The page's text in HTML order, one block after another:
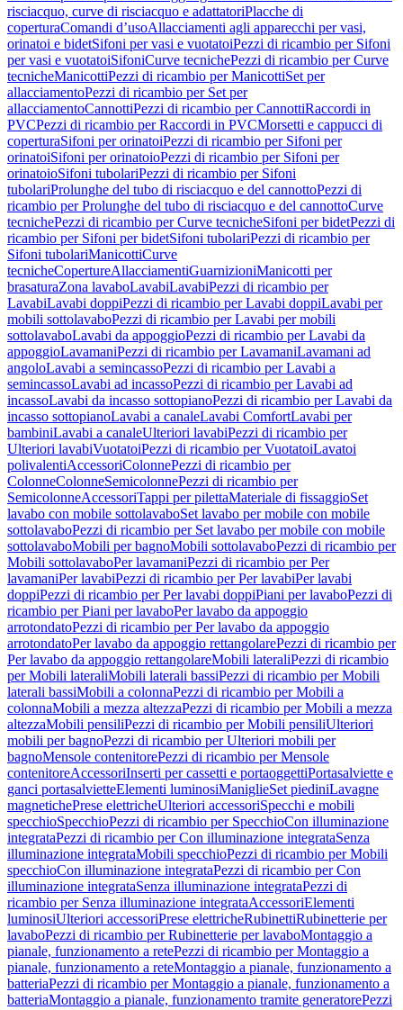
risciacquo, curve di risciacquo e adattatoriPlacche di
coperturaComandi d’usoAllacciamenti agli apparecchi per vasi,
orinatoi e bidetSifoni per vasi e vuotatoiPezzi di ricambio per Sifoni
per vasi e vuotatoiSifoniCurve tecnichePezzi di ricambio per Curve
tecnicheManicottiPezzi di ricambio per ManicottiSet per
allacciamentoPezzi di ricambio per Set per
allacciamentoCannottiPezzi di ricambio per CannottiRaccordi in
PVCPezzi di ricambio per Raccordi in PVCMorsetti e cappucci di
coperturaSifoni per orinatoiPezzi di ricambio per Sifoni per
orinatoiSifoni per orinatoioPezzi di ricambio per Sifoni per
orinatoioSifoni tubolariPezzi di ricambio per Sifoni
tubolariProlunghe del tubo di risciacquo e del cannottoPezzi di
ricambio per Prolunghe del tubo di risciacquo e del cannottoCurve
tecnichePezzi di ricambio per Curve tecnicheSifoni per bidetPezzi di
ricambio per Sifoni per bidetSifoni tubolariPezzi di ricambio per
Sifoni tubolariManicottiCurve
tecnicheCopertureAllacciamentiGuarnizioniManicotti per
brasaturaZona lavaboLavabiLavabiPezzi di ricambio per
LavabiLavabi doppiPezzi di ricambio per Lavabi doppiLavabi per
mobili sottolavaboPezzi di ricambio per Lavabi per mobili
sottolavaboLavabi da appoggioPezzi di ricambio per Lavabi da
appoggioLavamaniPezzi di ricambio per LavamaniLavamani ad
angoloLavabi a semincassoPezzi di ricambio per Lavabi a
semincassoLavabi ad incassoPezzi di ricambio per Lavabi ad
incassoLavabi da incasso sottopianoPezzi di ricambio per Lavabi da
incasso sottopianoLavabi a canaleLavabi ComfortLavabi per
bambiniLavabi a canaleUlteriori lavabiPezzi di ricambio per
Ulteriori lavabiVuotatoiPezzi di ricambio per VuotatoiLavatoi
polivalentiAccessoriColonnePezzi di ricambio per
ColonneColonneSemicolonnePezzi di ricambio per
SemicolonneAccessoriTappi per pilettaMateriale di fissaggioSet
lavabo con mobile sottolavaboSet lavabo per mobile con mobile
sottolavaboPezzi di ricambio per Set lavabo per mobile con mobile
sottolavaboMobili per bagnoMobili sottolavaboPezzi di ricambio per
Mobili sottolavaboPer lavamaniPezzi di ricambio per Per
lavamaniPer lavabiPezzi di ricambio per Per lavabiPer lavabi
doppiPezzi di ricambio per Per lavabi doppiPiani per lavaboPezzi di
ricambio per Piani per lavaboPer lavabo da appoggio
arrotondatoPezzi di ricambio per Per lavabo da appoggio
arrotondatoPer lavabo da appoggio rettangolarePezzi di ricambio per
Per lavabo da appoggio rettangolareMobili lateraliPezzi di ricambio
per Mobili lateraliMobili laterali bassiPezzi di ricambio per Mobili
laterali bassiMobili a colonnaPezzi di ricambio per Mobili a
colonnaMobili a mezza altezzaPezzi di ricambio per Mobili a mezza
altezzaMobili pensiliPezzi di ricambio per Mobili pensiliUlteriori
mobili per bagnoPezzi di ricambio per Ulteriori mobili per
bagnoMensole contenitorePezzi di ricambio per Mensole
contenitoreAccessoriInserti per cassetti e portaoggettiPortasalviette e
ganci portasalvietteElementi luminosiManiglieSet piediniLavagne
magnetichePrese elettricheUlteriori accessoriSpecchi e mobili
specchioSpecchioPezzi di ricambio per SpecchioCon illuminazione
integrataPezzi di ricambio per Con illuminazione integrataSenza
illuminazione integrataMobili specchioPezzi di ricambio per Mobili
specchioCon illuminazione integrataPezzi di ricambio per Con
illuminazione integrataSenza illuminazione integrataPezzi di
ricambio per Senza illuminazione integrataAccessoriElementi
luminosiUlteriori accessoriPrese elettricheRubinettiRubinetterie per
lavaboPezzi di ricambio per Rubinetterie per lavaboMontaggio a
pianale, funzionamento a retePezzi di ricambio per Montaggio a
pianale, funzionamento a reteMontaggio a pianale, funzionamento a
batteriaPezzi di ricambio per Montaggio a pianale, funzionamento a
batteriaMontaggio a pianale, funzionamento tramite generatorePezzi